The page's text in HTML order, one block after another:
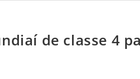
de classe 4